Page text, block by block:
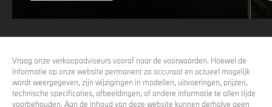
weersomstandigheden. Profiteer nu van15%
voordeel.
Vraag onze verkoopadviseurs vooraf naar de voorwaarden. Hoewel de
informatie op onze website permanent zo accuraat en actueel mogelijk
wordt weergegeven, zijn wijzigingen in modellen, uitvoeringen, prijzen,
technische specificaties, afbeeldingen, of andere informatie te allen tijde
voorbehouden. Aan de inhoud van deze website kunnen derhalve geen